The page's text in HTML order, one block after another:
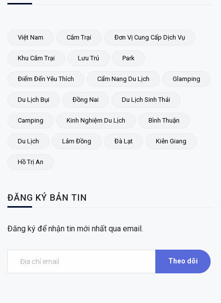
Việt Nam Cắm Trại Đơn Vị Cung Cấp Dịch Vụ
Khu Cắm Trại Lưu Trú Park
Điểm Đến Yêu Thích Cẩm Nang Du Lịch Glamping
Du Lịch Bụi Đồng Nai Du Lịch Sinh Thái
Camping Kinh Nghiệm Du Lịch Bình Thuận
Du Lịch Lâm Đồng Đà Lạt Kiên Giang
Hồ Trị An
ĐĂNG KÝ BẢN TIN
Đăng ký để nhận tin mới nhất qua email.
Theo dõi